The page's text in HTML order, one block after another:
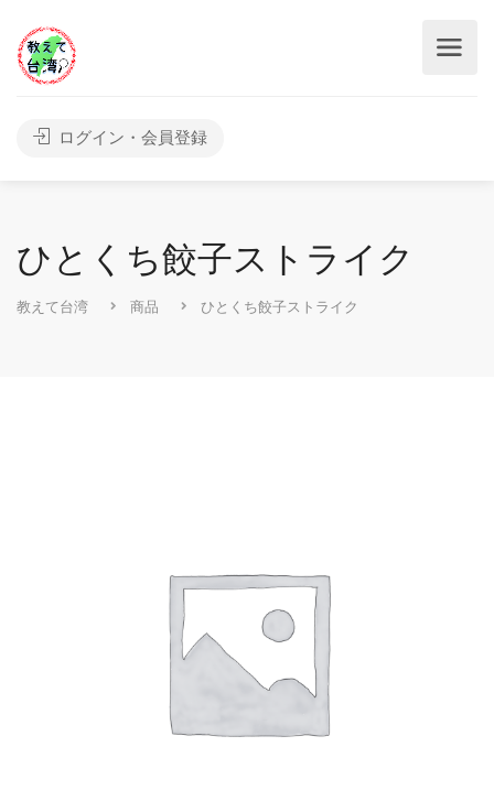
ログイン・会員登録
ひとくち餃子ストライク
教えて台湾 商品 ひとくち餃子ストライク